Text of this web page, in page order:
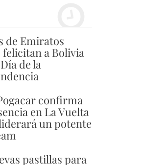
de Emiratos
felicitan a Bolivia
de la
confirma
en La Vuelta
un potente
pastillas para